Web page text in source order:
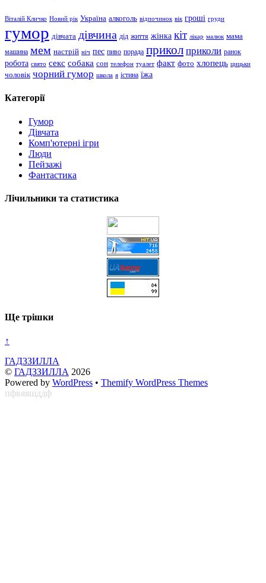
Віталій Кличко Новий рік Україна алкоголь відпочинок вік гроші груди
гумор дівчата дівчина дід життя жінка кіт лікар малюк мама
машина мем настрій ніч пес пиво порада прикол приколи ранок
робота свято секс собака сон телефон туалет факт фото хлопець цицьки
чоловік чорний гумор школа я істина їжа
Категорії
Гумор
Дівчата
Комп'ютерні ігри
Люди
Пейзажі
Фантастика
Лічильники та статистика
Ще трішки
↑
ГАДЗЗИЛЛА
© ГАДЗЗИЛЛА 2026
Powered by WordPress • Themify WordPress Themes
пфвяяшддф